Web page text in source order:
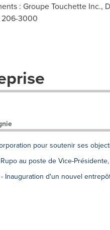
: Groupe Touchette
206-3000
pour soutenir ses
au poste de Vice-
Inauguration d'un nouvel